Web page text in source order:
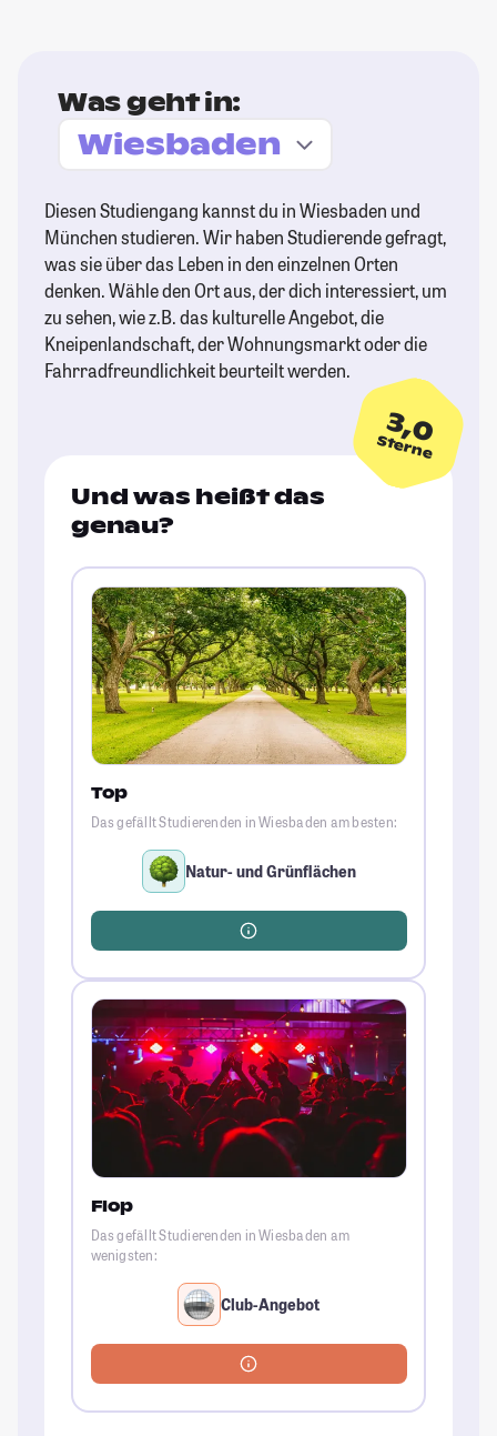
Was geht in:
Diesen Studiengang kannst du in Wiesbaden und
München studieren. Wir haben Studierende gefragt,
was sie über das Leben in den einzelnen Orten
denken. Wähle den Ort aus, der dich interessiert, um
zu sehen, wie z.B. das kulturelle Angebot, die
Kneipenlandschaft, der Wohnungsmarkt oder die
Fahrradfreundlichkeit beurteilt werden.
3,0
Sterne
Und was heißt das
genau?
Top
Das gefällt Studierenden in Wiesbaden am besten:
Natur- und Grünflächen
Flop
Das gefällt Studierenden in Wiesbaden am
wenigsten:
Club-Angebot